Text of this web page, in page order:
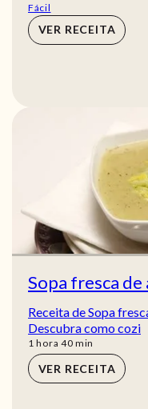
Fácil
VER RECEITA
Sopa fresca
Receita de Sopa
Descubra como cozi
1 hora
hora 40min
min
VER RECEITA